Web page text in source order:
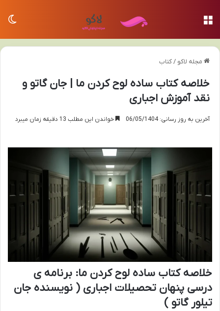
مجله لاکو /کتاب
خلاصه کتاب ساده لوح کردن ما | جان گاتو و
نقد آموزش اجباری
آخرین به روز رسانی: 06/05/1404 خواندن این مطلب 13 دقیقه زمان میبرد
خلاصه کتاب ساده لوح کردن ما: برنامه ی
درسی پنهان تحصیلات اجباری ( نویسنده جان
تیلور گاتو )